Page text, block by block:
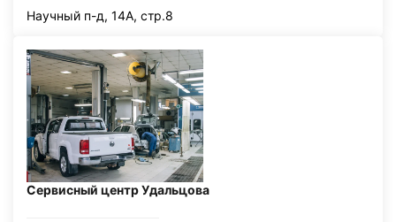
Научный п-д, 14А, стр.8
Сервисный центр Удальцова